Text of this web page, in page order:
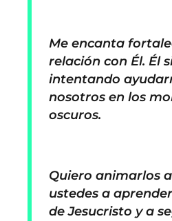
Me encanta
relación con Él. Él
intentando
nosotros en los
oscuros.
Quiero animarlos
ustedes a
de Jesucristo y a